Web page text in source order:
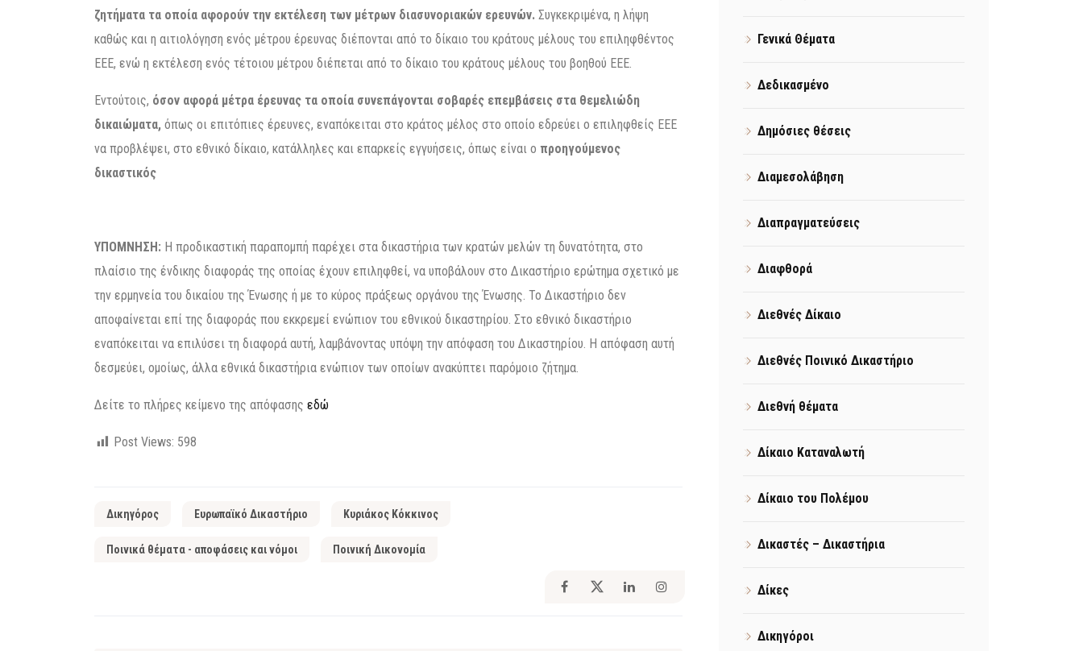
ζητήματα τα οποία αφορούν την εκτέλεση των μέτρων διασυνοριακών ερευνών. Συγκεκριμένα, η λήψη
καθώς και η αιτιολόγηση ενός μέτρου έρευνας διέπονται από το δίκαιο του κράτους μέλους του επιληφθέντος
ΕΕΕ, ενώ η εκτέλεση ενός τέτοιου μέτρου διέπεται από το δίκαιο του κράτους μέλους του βοηθού ΕΕΕ.
Εντούτοις, όσον αφορά μέτρα έρευνας τα οποία συνεπάγονται σοβαρές επεμβάσεις στα θεμελιώδη
δικαιώματα, όπως οι επιτόπιες έρευνες, εναπόκειται στο κράτος μέλος στο οποίο εδρεύει ο επιληφθείς ΕΕΕ
να προβλέψει, στο εθνικό δίκαιο, κατάλληλες και επαρκείς εγγυήσεις, όπως είναι ο προηγούμενος
δικαστικός
ΥΠΟΜΝΗΣΗ: Η προδικαστική παραπομπή παρέχει στα δικαστήρια των κρατών μελών τη δυνατότητα, στο
πλαίσιο της ένδικης διαφοράς της οποίας έχουν επιληφθεί, να υποβάλουν στο Δικαστήριο ερώτημα σχετικό με
την ερμηνεία του δικαίου της Ένωσης ή με το κύρος πράξεως οργάνου της Ένωσης. Το Δικαστήριο δεν
αποφαίνεται επί της διαφοράς που εκκρεμεί ενώπιον του εθνικού δικαστηρίου. Στο εθνικό δικαστήριο
εναπόκειται να επιλύσει τη διαφορά αυτή, λαμβάνοντας υπόψη την απόφαση του Δικαστηρίου. Η απόφαση αυτή
δεσμεύει, ομοίως, άλλα εθνικά δικαστήρια ενώπιον των οποίων ανακύπτει παρόμοιο ζήτημα.
Δείτε το πλήρες κείμενο της απόφασης εδώ
Post Views: 598
Δικηγόρος Ευρωπαϊκό Δικαστήριο Κυριάκος Κόκκινος
Ποινικά θέματα - αποφάσεις και νόμοι Ποινική Δικονομία
Γενικά Θέματα
Δεδικασμένο
Δημόσιες θέσεις
Διαμεσολάβηση
Διαπραγματεύσεις
Διαφθορά
Διεθνές Δίκαιο
Διεθνές Ποινικό Δικαστήριο
Διεθνή θέματα
Δίκαιο Καταναλωτή
Δίκαιο του Πολέμου
Δικαστές – Δικαστήρια
Δίκες
Δικηγόροι